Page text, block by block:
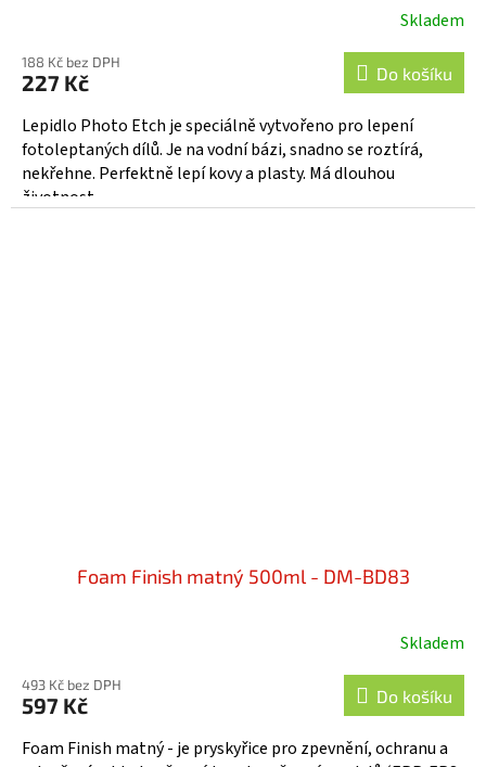
Skladem
188 Kč bez DPH
227 Kč Do košíku
Lepidlo Photo Etch je speciálně vytvořeno pro lepení
fotoleptaných dílů. Je na vodní bázi, snadno se roztírá,
nekřehne. Perfektně lepí kovy a plasty. Má dlouhou
životnost,...
Foam Finish matný 500ml - DM-BD83
Skladem
493 Kč bez DPH
597 Kč Do košíku
Foam Finish matný - je pryskyřice pro zpevnění, ochranu a